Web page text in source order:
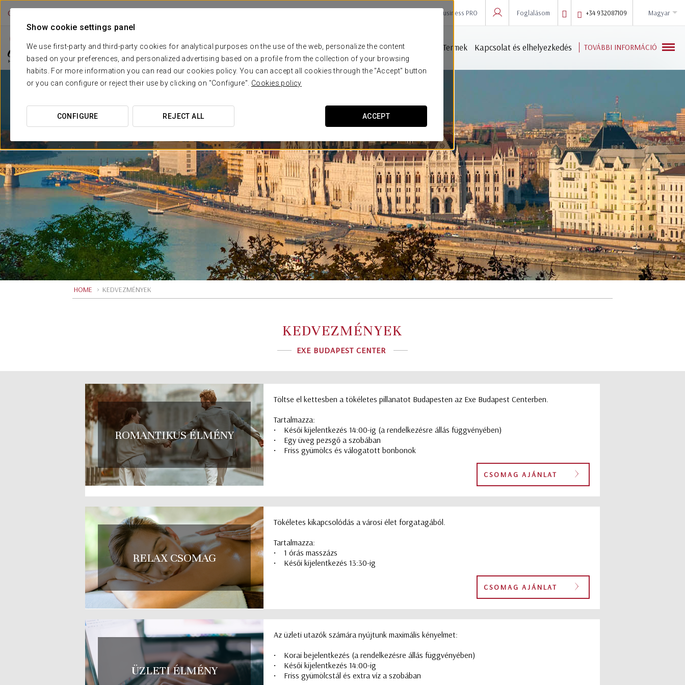
Show cookie settings panel
We use first-party and third-party cookies for analytical purposes on the use of the web, personalize the content
based on your preferences, and personalized advertising based on a profile from the collection of your browsing
habits. For more information you can read our cookies policy. You can accept all cookies through the "Accept" button
or you can configure or reject their use by clicking on "Configure". Cookies policy
CONFIGURE REJECT ALL ACCEPT
OFFICIAL WEB
Business PRO
Foglalásom +34 932087109 magyar
EXE BUDAPEST CENTER
Budapest
Szálloda Kedvezmények Fényképek Szobák Szolgáltatások Termek Kapcsolat és elhelyezkedés TOVÁBBI INFORMÁCIÓ
HOME > KEDVEZMÉNYEK
KEDVEZMÉNYEK
EXE BUDAPEST CENTER
ROMANTIKUS ÉLMÉNY
Töltse el kettesben a tökéletes pillanatot Budapesten az Exe Budapest Centerben.
Tartalmazza:
• Késői kijelentkezés 14:00-ig (a rendelkezésre állás függvényében)
• Egy üveg pezsgő a szobában
• Friss gyümölcs és válogatott bonbonok
CSOMAG AJÁNLAT
RELAX CSOMAG
Tökéletes kikapcsolódás a városi élet forgatagából.
Tartalmazza:
• 1 órás masszázs
• Késői kijelentkezés 13:30-ig
CSOMAG AJÁNLAT
ÜZLETI ÉLMÉNY
Az üzleti utazók számára nyújtunk maximális kényelmet:
• Korai bejelentkezés (a rendelkezésre állás függvényében)
• Késői kijelentkezés 14:00-ig
• Friss gyümölcstál és extra víz a szobában